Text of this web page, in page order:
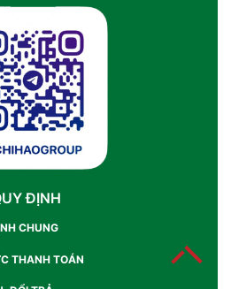
ĐỊNH
CHUNG
THANH TOÁN